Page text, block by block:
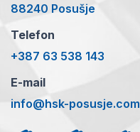
88240 Posušje
Telefon
+387 63 538 143
E-mail
info@hsk-posusje.com